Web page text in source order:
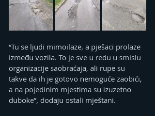
“Tu se ljudi mimoilaze, a pješaci prolaze
između vozila. To je sve u redu u smislu
organizacije saobraćaja, ali rupe su
takve da ih je gotovo nemoguće zaobići,
a na pojedinim mjestima su izuzetno
duboke”, dodaju ostali mještani.